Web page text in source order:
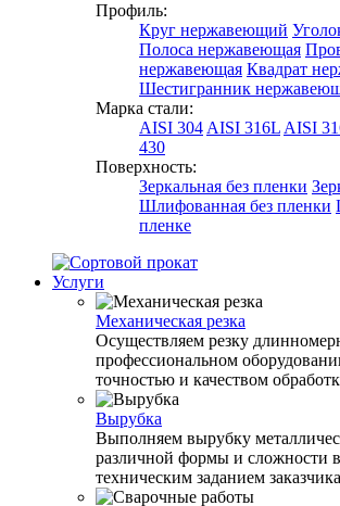
Профиль:
Круг нержавеющий
Полоса нержавеющая
нержавеющая Квадрат
Шестигранник
Марка стали:
AISI 304 AISI 316L AISI
430
Поверхность:
Зеркальная без пленки
Шлифованная без пленки
пленке
Услуги
Механическая резка
Осуществляем резку
профессиональном
точностью и качеством
Вырубка
Выполняем вырубку
различной формы и сложности в
техническим заданием